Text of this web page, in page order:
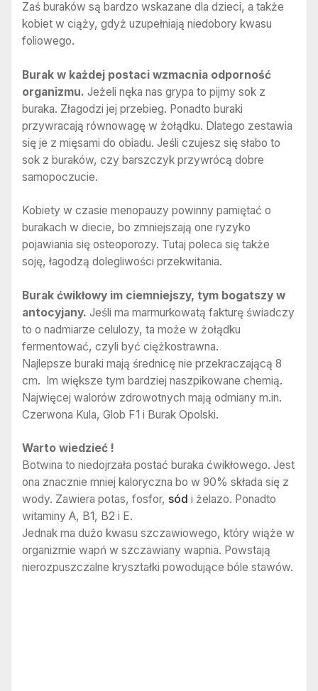
Zaś buraków są bardzo wskazane dla dzieci, a także
kobiet w ciąży, gdyż uzupełniają niedobory kwasu
foliowego.
Burak w każdej postaci wzmacnia odporność
organizmu. Jeżeli nęka nas grypa to pijmy sok z
buraka. Złagodzi jej przebieg. Ponadto buraki
przywracają równowagę w żołądku. Dlatego zestawia
się je z mięsami do obiadu. Jeśli czujesz się słabo to
sok z buraków, czy barszczyk przywrócą dobre
samopoczucie.
Kobiety w czasie menopauzy powinny pamiętać o
burakach w diecie, bo zmniejszają one ryzyko
pojawiania się osteoporozy. Tutaj poleca się także
soję, łagodzą dolegliwości przekwitania.
Burak ćwikłowy im ciemniejszy, tym bogatszy w
antocyjany. Jeśli ma marmurkowatą fakturę świadczy
to o nadmiarze celulozy, ta może w żołądku
fermentować, czyli być ciężkostrawna.
Najlepsze buraki mają średnicę nie przekraczającą 8
cm. Im większe tym bardziej naszpikowane chemią.
Najwięcej walorów zdrowotnych mają odmiany m.in.
Czerwona Kula, Glob F1 i Burak Opolski.
Warto wiedzieć !
Botwina to niedojrzała postać buraka ćwikłowego. Jest
ona znacznie mniej kaloryczna bo w 90% składa się z
wody. Zawiera potas, fosfor, sód i żelazo. Ponadto
witaminy A, B1, B2 i E.
Jednak ma dużo kwasu szczawiowego, który wiąże w
organizmie wapń w szczawiany wapnia. Powstają
nierozpuszczalne kryształki powodujące bóle stawów.